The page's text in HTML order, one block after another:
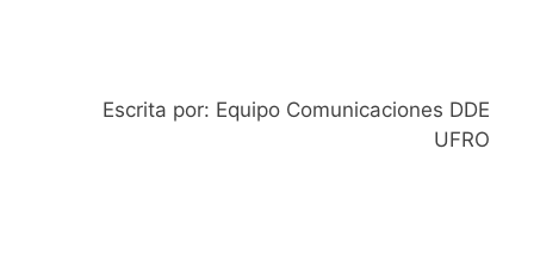
Escrita por: Equipo Comunicaciones DDE
UFRO